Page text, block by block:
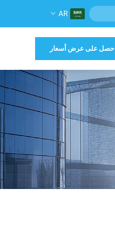
AR
احصل على عرض أسعار